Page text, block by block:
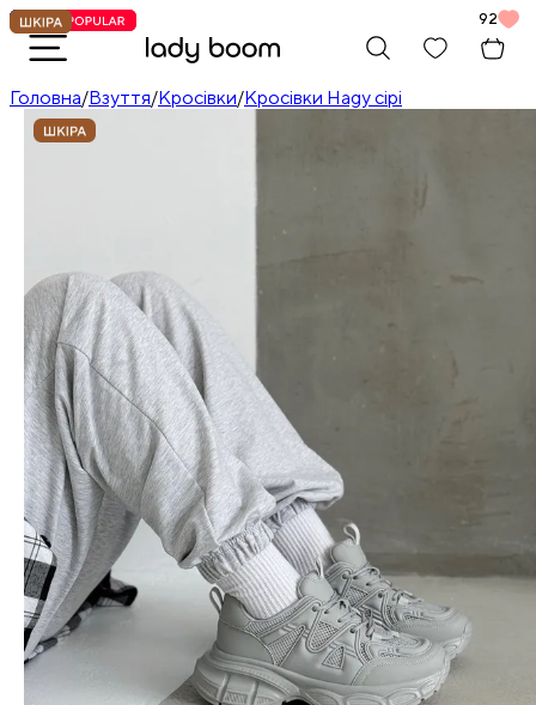
Головна/Взуття/Кросівки/Кросівки Hagy сірі
92